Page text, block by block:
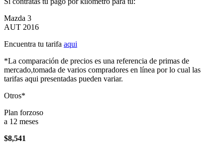
Mazda 3
AUT 2016
Encuentra tu tarifa aqui
*La comparación de precios es una referencia de primas de
mercado,tomada de varios compradores en línea por lo cual las
tarifas aqui presentadas pueden variar.
Otros*
Plan forzoso
a 12 meses
$8,541